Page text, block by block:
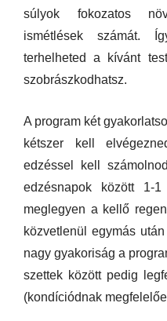
súlyok fokozatos
ismétlések számát.
terhelheted a kívánt
szobrászkodhatsz.
A program két
kétszer kell
edzéssel kell
edzésnapok között 1-
meglegyen a kellő
közvetlenül egymás
nagy gyakoriság a
szettek között pedig
(kondíciódnak